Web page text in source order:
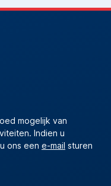
mogelijk van
Indien u
ons een e-mail sturen